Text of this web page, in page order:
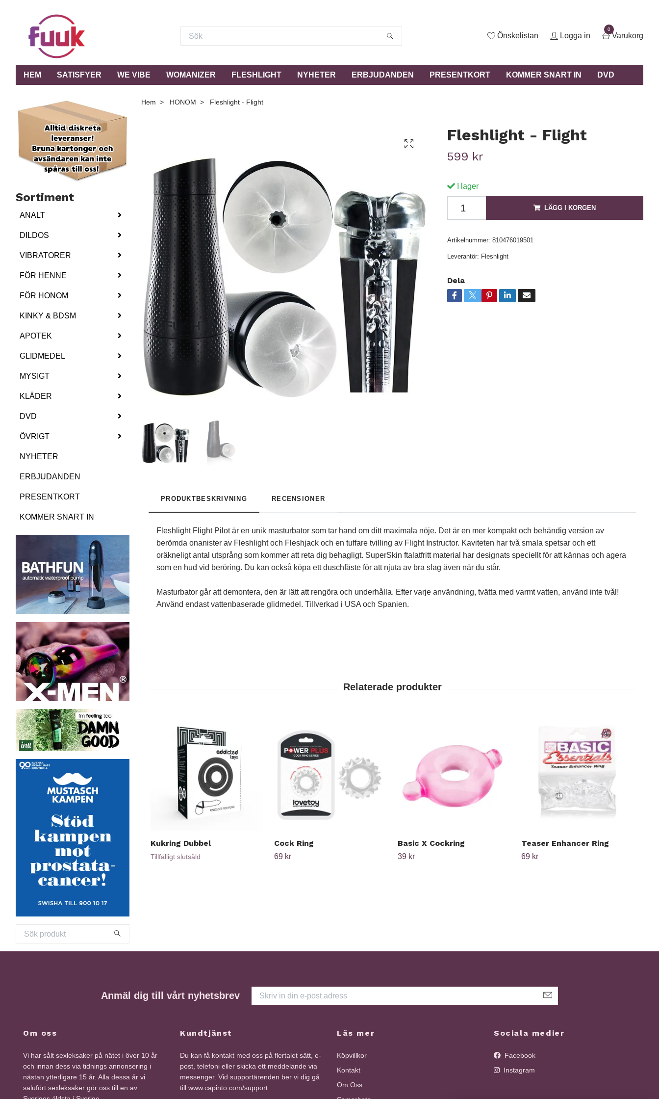
Önskelistan Logga in
0
Varukorg
HEM SATISFYER WE VIBE WOMANIZER FLESHLIGHT NYHETER ERBJUDANDEN PRESENTKORT KOMMER SNART IN DVD
Sortiment
ANALT
DILDOS
VIBRATORER
FÖR HENNE
FÖR HONOM
KINKY & BDSM
APOTEK
GLIDMEDEL
MYSIGT
KLÄDER
DVD
ÖVRIGT
NYHETER
ERBJUDANDEN
PRESENTKORT
KOMMER SNART IN
Hem HONOM Fleshlight - Flight
Fleshlight - Flight
599 kr
I lager
LÄGG I KORGEN
Artikelnummer: 810476019501
Leverantör: Fleshlight
Dela
PRODUKTBESKRIVNING RECENSIONER
Fleshlight Flight Pilot är en unik masturbator som tar hand om ditt maximala nöje. Det är en mer kompakt och behändig version av
berömda onanister av Fleshlight och Fleshjack och en tuffare tvilling av Flight Instructor. Kaviteten har två smala spetsar och ett
oräkneligt antal utsprång som kommer att reta dig behagligt. SuperSkin ftalatfritt material har designats speciellt för att kännas och agera
som en hud vid beröring. Du kan också köpa ett duschfäste för att njuta av bra slag även när du står.
Masturbator går att demontera, den är lätt att rengöra och underhålla. Efter varje användning, tvätta med varmt vatten, använd inte tvål!
Använd endast vattenbaserade glidmedel. Tillverkad i USA och Spanien.
Kukring Dubbel
Tillfälligt slutsåld
Cock Ring
69 kr
Basic X Cockring
39 kr
Teaser Enhancer Ring
69 kr
Anmäl dig till vårt nyhetsbrev
Om oss
Vi har sålt sexleksaker på nätet i över 10 år
och innan dess via tidnings annonsering i
nästan ytterligare 15 år. Alla dessa år vi
salufört sexleksaker gör oss till en av
Kundtjänst
Du kan få kontakt med oss på flertalet sätt, e-
post, telefoni eller skicka ett meddelande via
messenger. Vid supportärenden ber vi dig gå
till www.capinto.com/support
Läs mer
Köpvillkor
Kontakt
Om Oss
Sociala medier
Facebook
Instagram